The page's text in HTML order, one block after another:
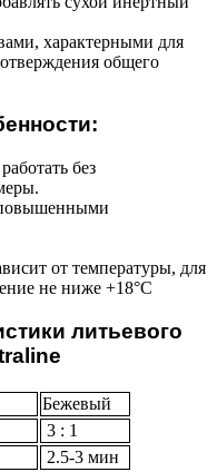
характерными для
общего
без
повышенными
от температуры, для
не ниже +18°C
литьевого
Бежевый
3 : 1
2.5-3 мин